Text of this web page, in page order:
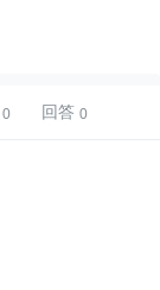
回答